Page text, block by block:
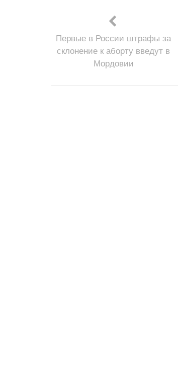
Первые в России штрафы за
склонение к аборту введут в
Мордовии